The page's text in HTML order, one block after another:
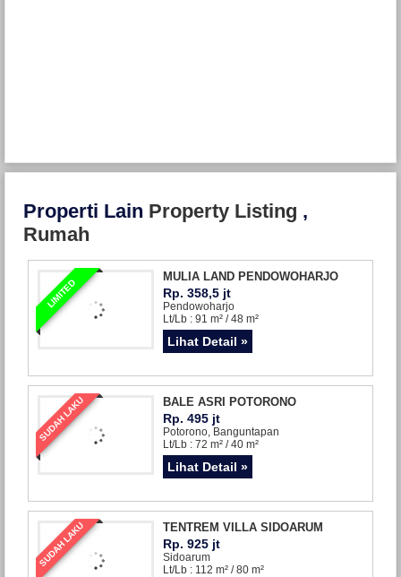
Properti Lain Property Listing ,
Rumah
LIMITED
MULIA LAND PENDOWOHARJO
Rp. 358,5 jt
Pendowoharjo
Lt/Lb : 91 m² / 48 m²
Lihat Detail »
SUDAH LAKU BALE ASRI POTORONO
Rp. 495 jt
Potorono, Banguntapan
Lt/Lb : 72 m² / 40 m²
Lihat Detail »
SUDAH LAKU TENTREM VILLA SIDOARUM
Rp. 925 jt
Sidoarum
Lt/Lb : 112 m² / 80 m²